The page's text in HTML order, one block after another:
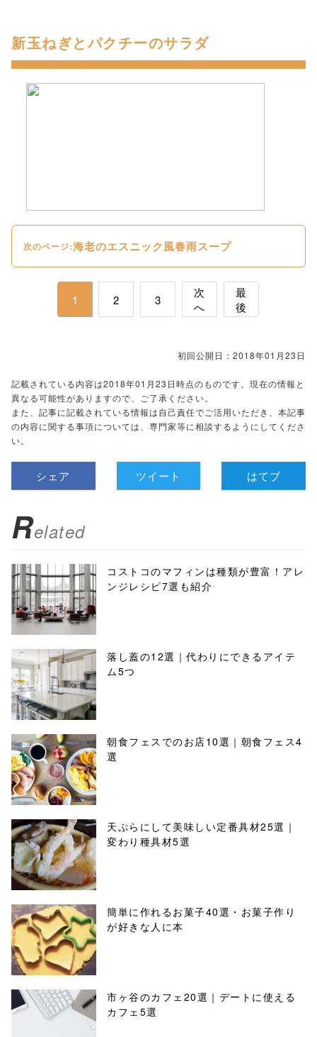
新玉ねぎとパクチーのサラダ
次のページ:海老のエスニック風春雨スープ
1 2 3
次
へ
最
後
初回公開日：2018年01月23日
記載されている内容は2018年01月23日時点のものです。現在の情報と
異なる可能性がありますので、ご了承ください。
また、記事に記載されている情報は自己責任でご活用いただき、本記事
の内容に関する事項については、専門家等に相談するようにしてくださ
い。
シェア ツイート はてブ
Related
コストコのマフィンは種類が豊富！アレ
ンジレシピ7選も紹介
落し蓋の12選｜代わりにできるアイテ
ム5つ
朝食フェスでのお店10選｜朝食フェス4
選
天ぷらにして美味しい定番具材25選｜
変わり種具材5選
簡単に作れるお菓子40選・お菓子作り
が好きな人に本
市ヶ谷のカフェ20選｜デートに使える
カフェ5選